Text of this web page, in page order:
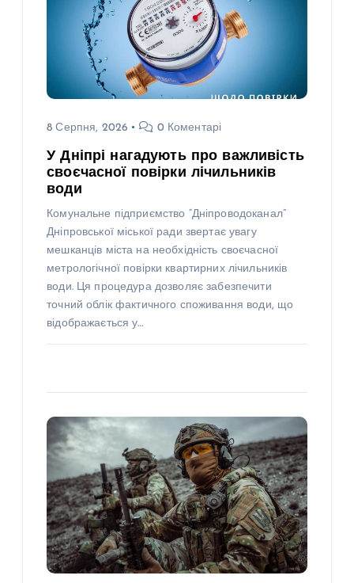
8 Серпня, 2026 0 Коментарі
У Дніпрі нагадують про важливість
своєчасної повірки лічильників
води
Комунальне підприємство “Дніпроводоканал”
Дніпровської міської ради звертає увагу
мешканців міста на необхідність своєчасної
метрологічної повірки квартирних лічильників
води. Ця процедура дозволяє забезпечити
точний облік фактичного споживання води, що
відображається у…